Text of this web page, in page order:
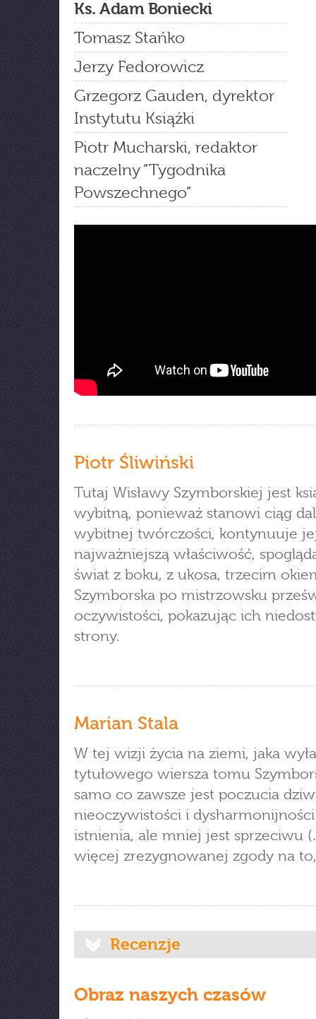
Ks. Adam Boniecki
Tomasz Stańko
Jerzy Fedorowicz
Grzegorz Gauden, dyrektor
Instytutu Książki
Piotr Mucharski, redaktor
naczelny ”Tygodnika
Powszechnego”
Piotr Śliwiński
Tutaj Wisławy Szymborskiej jest
wybitną, ponieważ stanowi ciąg
wybitnej twórczości, kontynuuje
najważniejszą właściwość,
świat z boku, z ukosa, trzecim
Szymborska po mistrzowsku
oczywistości, pokazując ich
strony.
Marian Stala
W tej wizji życia na ziemi, jaka
tytułowego wiersza tomu
samo co zawsze jest poczucia
nieoczywistości i dysharmonijności
istnienia, ale mniej jest sprzeciwu
więcej zrezygnowanej zgody na
Recenzje
Obraz naszych czasów